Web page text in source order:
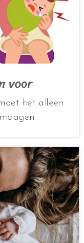
voor
het alleen